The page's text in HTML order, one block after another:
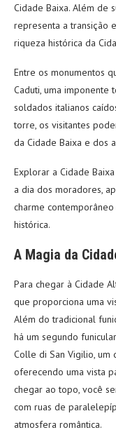
Cidade Baixa. Além de
representa a transição
riqueza histórica da
Entre os monumentos
Caduti, uma imponente
soldados italianos
torre, os visitantes
da Cidade Baixa e dos
Explorar a Cidade
a dia dos moradores,
charme
histórica.
A Magia da
Para chegar à Cidade
que proporciona uma
Além do tradicional
há um segundo
Colle di San Vigilio, um
oferecendo uma vista
chegar ao topo, você
com ruas de
atmosfera romântica.